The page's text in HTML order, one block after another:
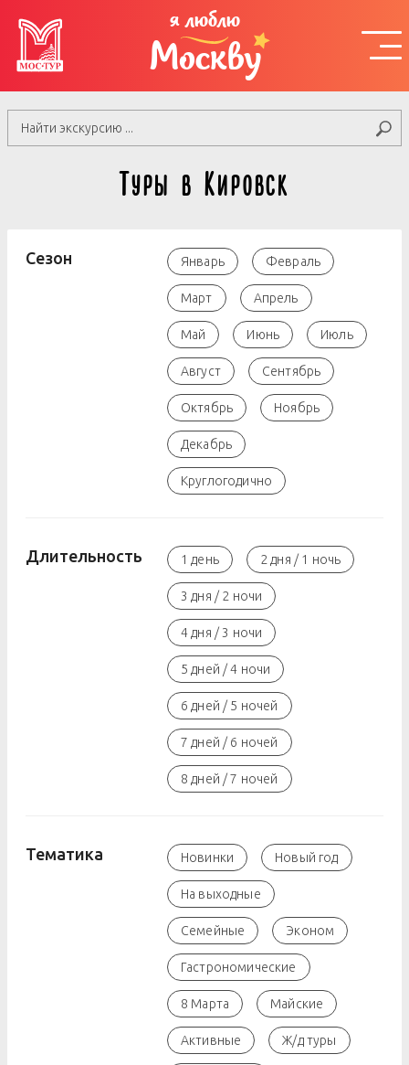
я люблю
Москву
Туры в Кировск
Сезон Январь Февраль
Март Апрель
Май Июнь Июль
Август Сентябрь
Октябрь Ноябрь
Декабрь
Круглогодично
Длительность 1 день 2 дня / 1 ночь
3 дня / 2 ночи
4 дня / 3 ночи
5 дней / 4 ночи
6 дней / 5 ночей
7 дней / 6 ночей
8 дней / 7 ночей
Тематика Новинки Новый год
На выходные
Семейные Эконом
Гастрономические
8 Марта Майские
Активные Ж/д туры